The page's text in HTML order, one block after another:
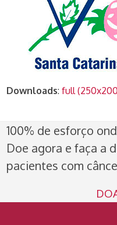
Downloads:full
100% de esforço
Doe agora e faça a
pacientes com